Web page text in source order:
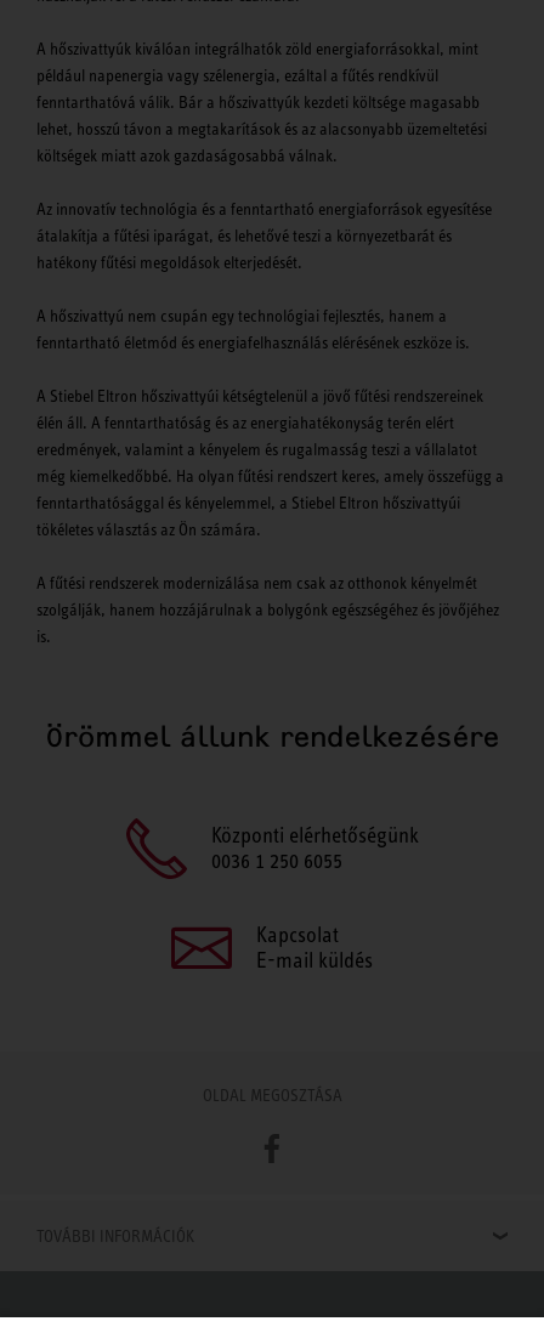
A hőszivattyúk kiválóan integrálhatók zöld energiaforrásokkal, mint
például napenergia vagy szélenergia, ezáltal a fűtés rendkívül
fenntarthatóvá válik. Bár a hőszivattyúk kezdeti költsége magasabb
lehet, hosszú távon a megtakarítások és az alacsonyabb üzemeltetési
költségek miatt azok gazdaságosabbá válnak.
Az innovatív technológia és a fenntartható energiaforrások egyesítése
átalakítja a fűtési iparágat, és lehetővé teszi a környezetbarát és
hatékony fűtési megoldások elterjedését.
A hőszivattyú nem csupán egy technológiai fejlesztés, hanem a
fenntartható életmód és energiafelhasználás elérésének eszköze is.
A Stiebel Eltron hőszivattyúi kétségtelenül a jövő fűtési rendszereinek
élén áll. A fenntarthatóság és az energiahatékonyság terén elért
eredmények, valamint a kényelem és rugalmasság teszi a vállalatot
még kiemelkedőbbé. Ha olyan fűtési rendszert keres, amely összefügg a
fenntarthatósággal és kényelemmel, a Stiebel Eltron hőszivattyúi
tökéletes választás az Ön számára.
A fűtési rendszerek modernizálása nem csak az otthonok kényelmét
szolgálják, hanem hozzájárulnak a bolygónk egészségéhez és jövőjéhez
is.
Örömmel állunk rendelkezésére
Központi elérhetőségünk
0036 1 250 6055
Kapcsolat
E-mail küldés
OLDAL MEGOSZTÁSA
Facebook
TOVÁBBI INFORMÁCIÓK